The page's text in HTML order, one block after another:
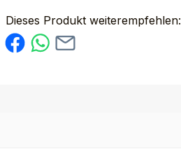
Dieses Produkt weiterempfehlen: